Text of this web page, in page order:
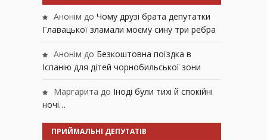
Анонім до Чому друзі брата депутатки
Главацької зламали моєму сину три ребра
Анонім до Безкоштовна поїздка в
Іспанію для дітей чорнобильської зони
Маргарита до Іноді були тихі й спокійні
ночі…
ПРИЙМАЛЬНІ ДЕПУТАТІВ